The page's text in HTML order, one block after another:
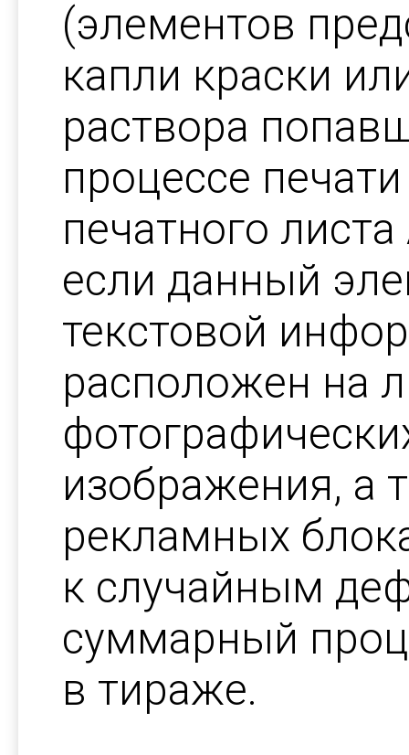
(элементов
капли краски
раствора
процессе
печатного
если данный
текстовой
расположен на
изображения, а
рекламных
к случайным
суммарный
в тираже.